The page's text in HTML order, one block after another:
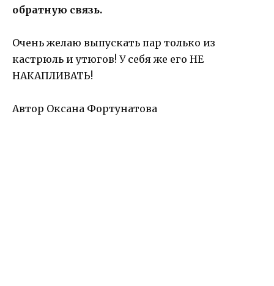
обратную связь.
Очень желаю выпускать пар только из
кастрюль и утюгов! У себя же его НЕ
НАКАПЛИВАТЬ!
Автор Оксана Фортунатова